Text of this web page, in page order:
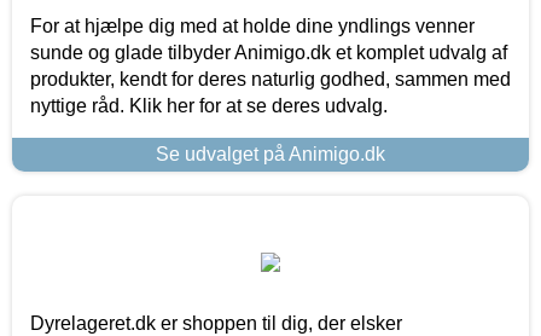
For at hjælpe dig med at holde dine yndlings venner
sunde og glade tilbyder Animigo.dk et komplet udvalg af
produkter, kendt for deres naturlig godhed, sammen med
nyttige råd. Klik her for at se deres udvalg.
Se udvalget på Animigo.dk
Dyrelageret.dk er shoppen til dig, der elsker